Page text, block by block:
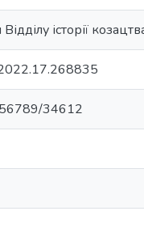
історії
34612